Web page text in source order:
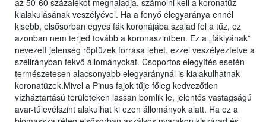
az 50-60 százalékot meghaladja, számolni kell a koronatűz
kialakulásának veszélyével. Ha a fenyő elegyaránya ennél
kisebb, elsősorban egyes fák koronájába szalad fel a tűz, ez
azonban nem terjed tovább a koronaszintben. Ez a „fáklyának”
nevezett jelenség röptüzek forrása lehet, ezzel veszélyeztetve a
szélirányban fekvő állományokat. Csoportos elegyítés esetén
természetesen alacsonyabb elegyaránynál is kialakulhatnak
koronatüzek.Mivel a Pinus fajok tűje főleg kedvezőtlen
vízháztartású területeken lassan bomlik le, jelentős vastagságú
avar-tűlevélszint alakulhat ki ezen állományok alatt. Ha ez a